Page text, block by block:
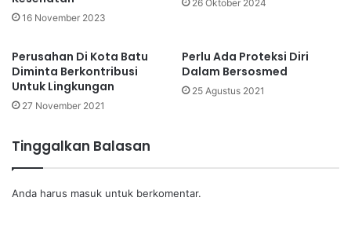
16 November 2023
26 Oktober 2024
Perusahan Di Kota Batu
Diminta Berkontribusi
Untuk Lingkungan
27 November 2021
Perlu Ada Proteksi Diri
Dalam Bersosmed
25 Agustus 2021
Tinggalkan Balasan
Anda harus masuk untuk berkomentar.